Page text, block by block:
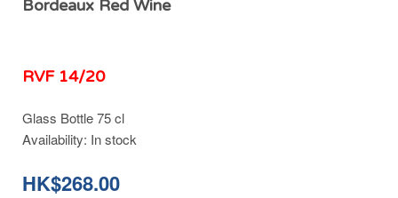
Bordeaux Red Wine
RVF 14/20
Glass Bottle 75 cl
Availability: In stock
HK$268.00